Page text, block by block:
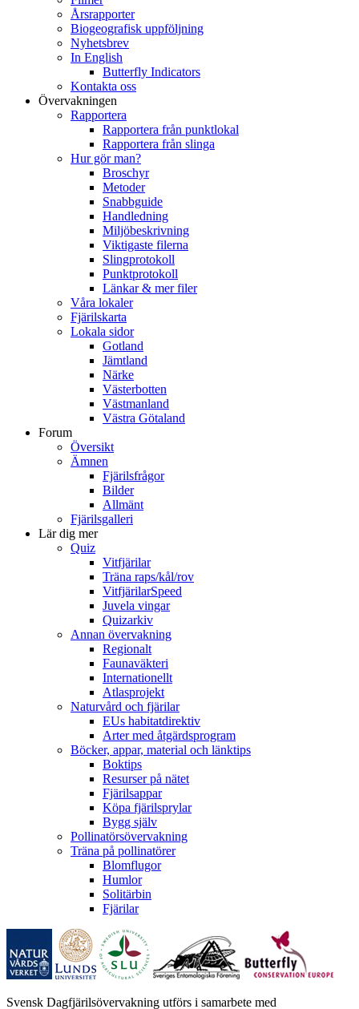
Årsrapporter
Biogeografisk uppföljning
Nyhetsbrev
In English
Butterfly Indicators
Kontakta oss
Övervakningen
Rapportera
Rapportera från punktlokal
Rapportera från slinga
Hur gör man?
Broschyr
Metoder
Snabbguide
Handledning
Miljöbeskrivning
Viktigaste filerna
Slingprotokoll
Punktprotokoll
Länkar & mer filer
Våra lokaler
Fjärilskarta
Lokala sidor
Gotland
Jämtland
Närke
Västerbotten
Västmanland
Västra Götaland
Forum
Översikt
Ämnen
Fjärilsfrågor
Bilder
Allmänt
Fjärilsgalleri
Lär dig mer
Quiz
Vitfjärilar
Träna raps/kål/rov
VitfjärilarSpeed
Juvela vingar
Quizarkiv
Annan övervakning
Regionalt
Faunaväkteri
Internationellt
Atlasprojekt
Naturvård och fjärilar
EUs habitatdirektiv
Arter med åtgärdsprogram
Böcker, appar, material och länktips
Boktips
Resurser på nätet
Fjärilsappar
Köpa fjärilsprylar
Bygg själv
Pollinatörsövervakning
Träna på pollinatörer
Blomflugor
Humlor
Solitärbin
Fjärilar
Svensk Dagfjärilsövervakning utförs i samarbete med